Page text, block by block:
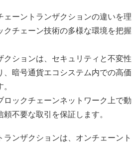
ェーントランザクションの違いを理
クチェーン技術の多様な環境を把握
クションは、セキュリティと不変性
、暗号通貨エコシステム内での高価
ロックチェーンネットワーク上で動
不要な取引を保証します。
ランザクションは、オンチェーント